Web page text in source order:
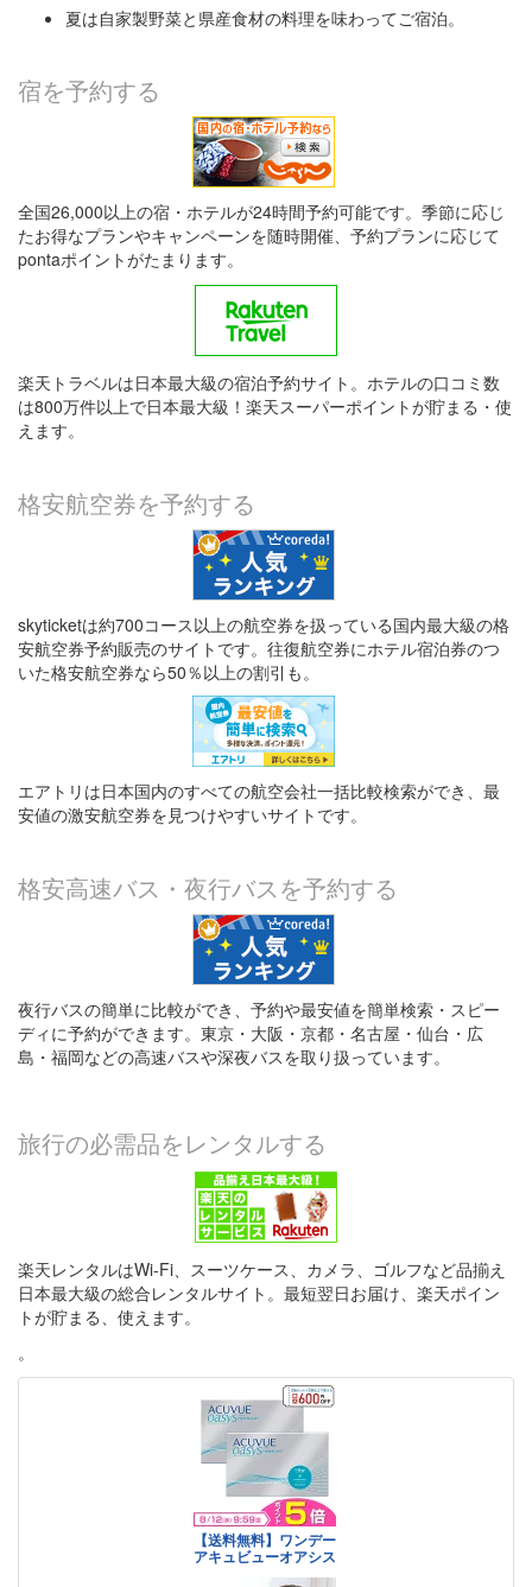
夏は自家製野菜と県産食材の料理を味わってご宿泊。
宿を予約する
全国26,000以上の宿・ホテルが24時間予約可能です。季節に応じ
たお得なプランやキャンペーンを随時開催、予約プランに応じて
pontaポイントがたまります。
楽天トラベルは日本最大級の宿泊予約サイト。ホテルの口コミ数
は800万件以上で日本最大級！楽天スーパーポイントが貯まる・使
えます。
格安航空券を予約する
skyticketは約700コース以上の航空券を扱っている国内最大級の格
安航空券予約販売のサイトです。往復航空券にホテル宿泊券のつ
いた格安航空券なら50％以上の割引も。
エアトリは日本国内のすべての航空会社一括比較検索ができ、最
安値の激安航空券を見つけやすいサイトです。
格安高速バス・夜行バスを予約する
夜行バスの簡単に比較ができ、予約や最安値を簡単検索・スピー
ディに予約ができます。東京・大阪・京都・名古屋・仙台・広
島・福岡などの高速バスや深夜バスを取り扱っています。
旅行の必需品をレンタルする
楽天レンタルはWi-Fi、スーツケース、カメラ、ゴルフなど品揃え
日本最大級の総合レンタルサイト。最短翌日お届け、楽天ポイン
トが貯まる、使えます。
。